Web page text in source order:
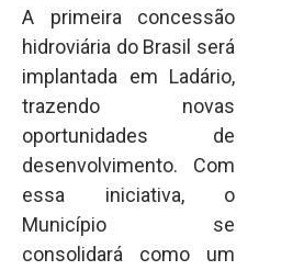
A primeira concessão
hidroviária do Brasil será
implantada em Ladário,
trazendo novas
oportunidades de
desenvolvimento. Com
essa iniciativa, o
Município se
consolidará como um